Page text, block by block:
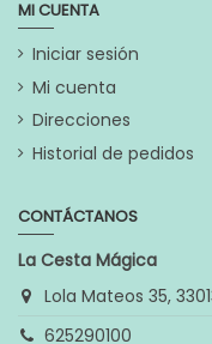
MI CUENTA
Iniciar sesión
Mi cuenta
Direcciones
Historial de pedidos
CONTÁCTANOS
La Cesta Mágica
Lola Mateos 35,
625290100